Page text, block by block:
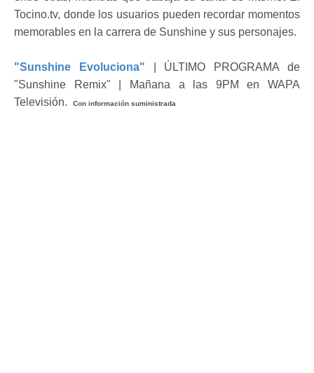
Tocino.tv, donde los usuarios pueden recordar momentos
memorables en la carrera de Sunshine y sus personajes.
"Sunshine Evoluciona" | ÚLTIMO PROGRAMA de
"Sunshine Remix" | Mañana a las 9PM en WAPA
Televisión.
Con información suministrada